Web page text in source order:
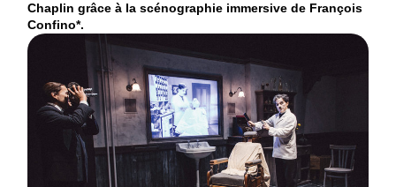
Chaplin grâce à la scénographie immersive de François
Confino*.